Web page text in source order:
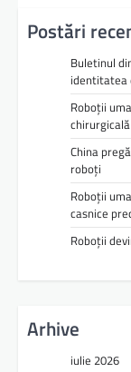
Postări
Buletinul
identitatea
Roboții
chirurgicală
China
roboți
Roboții
casnice
Roboții
Arhive
iulie 2026